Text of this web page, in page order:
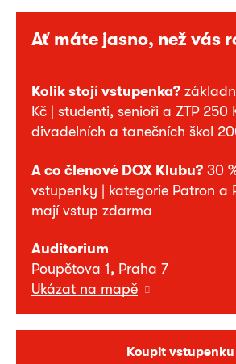
Ať máte jasno, než vás
Kolik stojí vstupenka?
Kč | studenti, senioři a ZTP 250
divadelních a tanečních škol
A co členové DOX Klubu? 30
vstupenky | kategorie Patron a
mají vstup zdarma
Auditorium
Poupětova 1, Praha 7
Ukázat na mapě
Koupit vstupenku